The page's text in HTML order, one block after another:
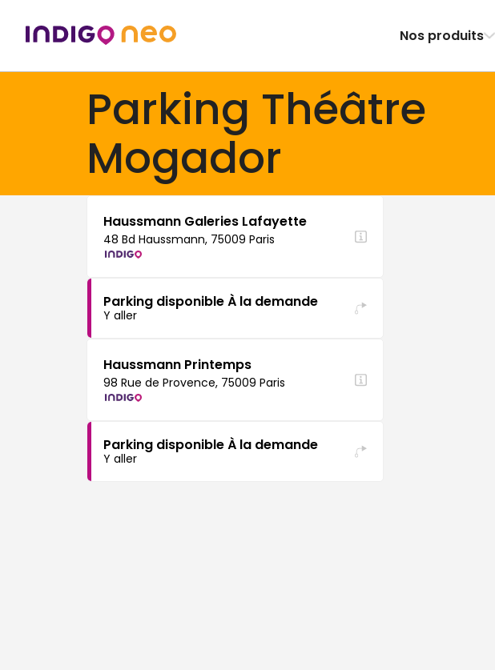
Nos produits
Parking Théâtre
Mogador
Haussmann Galeries Lafayette
48 Bd Haussmann, 75009 Paris
Parking disponible À la demande
Y aller
Haussmann Printemps
98 Rue de Provence, 75009 Paris
Parking disponible À la demande
Y aller